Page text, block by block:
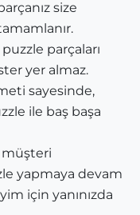
size
parçaları
yer almaz.
sayesinde,
ile baş başa
müşteri
yapmaya devam
için yanınızda